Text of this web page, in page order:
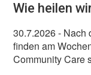
Wie heilen
30.7.2026- Nach
finden am
Community Care